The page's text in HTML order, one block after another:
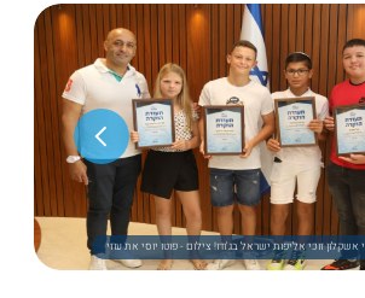
זוכי אליפות ישראל בג'ודו! צילום - פוטו יוסי את עוזי